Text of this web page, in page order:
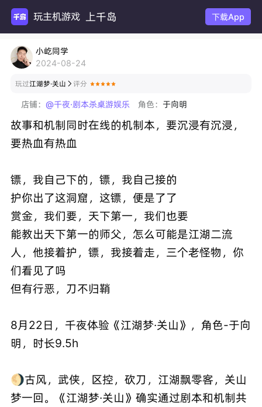
玩主机游戏 上千岛 下载App
小屹同学
2024-08-24
玩过江湖梦·关山  评分
店铺： @千夜·剧本杀桌游娱乐 角色：于向明
故事和机制同时在线的机制本，要沉浸有沉浸，
要热血有热血
镖，我自己下的，镖，我自己接的
护你出了这洞窟，这镖，便是了了
赏金，我们要，天下第一，我们也要
能教出天下第一的师父，怎么可能是江湖二流
人，他接着护，镖，我接着走，三个老怪物，你
们看见了吗
但有行恶，刀不归鞘
8月22日，千夜体验《江湖梦·关山》，角色-于向
明，时长9.5h
🌖古风，武侠，区控，砍刀，江湖飘零客，关山
梦一回。《江湖梦·关山》确实通过剧本和机制共